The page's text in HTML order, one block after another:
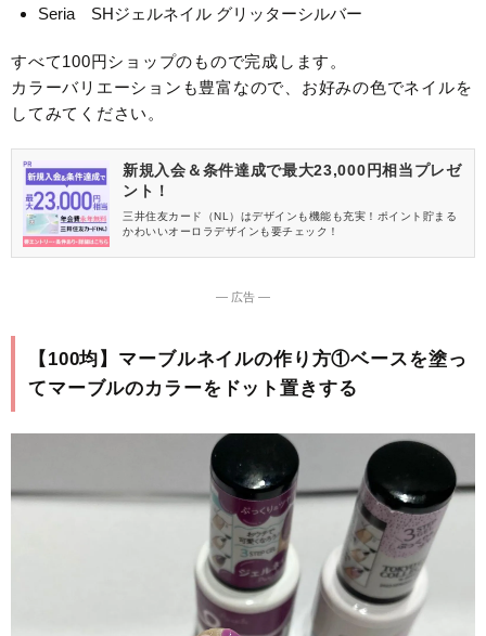
Seria SHジェルネイル グリッターシルバー
すべて100円ショップのもので完成します。
カラーバリエーションも豊富なので、お好みの色でネイルを
してみてください。
新規入会＆条件達成で最大23,000円相当プレゼ
ント！
三井住友カード（NL）はデザインも機能も充実！ポイント貯まる
かわいいオーロラデザインも要チェック！
― 広告 ―
【100均】マーブルネイルの作り方①ベースを塗っ
てマーブルのカラーをドット置きする